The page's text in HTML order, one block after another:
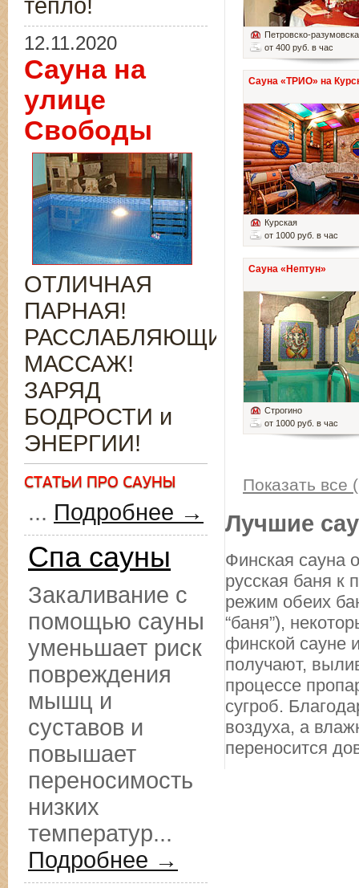
Петровско-
от 400 руб. в час
Сауна «ТРИО» на
Курская
от 1000 руб. в час
Сауна «Нептун»
Строгино
от 1000 руб. в час
Показать все
Лучшие
Финская сауна
русская баня к
режим обеих
“баня”),
финской сауне
получают,
процессе
сугроб.
воздуха, а
переносится
тепло!
12.11.2020
Сауна на
улице
Свободы
ОТЛИЧНАЯ
ПАРНАЯ!
РАССЛАБЛЯЮЩИЙ
МАССАЖ!
ЗАРЯД
БОДРОСТИ и
ЭНЕРГИИ!
... Подробнее →
Спа сауны
Закаливание с
помощью сауны
уменьшает риск
повреждения
мышц и
суставов и
повышает
переносимость
низких
температур...
Подробнее →